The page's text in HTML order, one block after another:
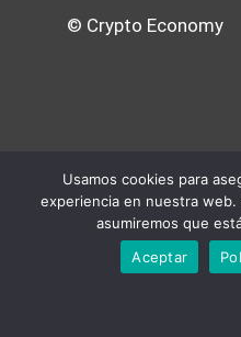
© Crypto Economy
Usamos cookies para
experiencia en nuestra
asumiremos que
Aceptar